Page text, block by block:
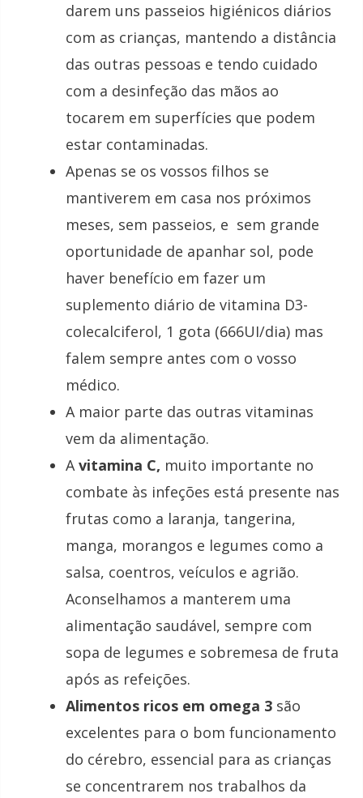
darem uns passeios higiénicos diários
com as crianças, mantendo a distância
das outras pessoas e tendo cuidado
com a desinfeção das mãos ao
tocarem em superfícies que podem
estar contaminadas.
Apenas se os vossos filhos se
mantiverem em casa nos próximos
meses, sem passeios, e sem grande
oportunidade de apanhar sol, pode
haver benefício em fazer um
suplemento diário de vitamina D3-
colecalciferol, 1 gota (666UI/dia) mas
falem sempre antes com o vosso
médico.
A maior parte das outras vitaminas
vem da alimentação.
Avitamina C, muito importante no
combate às infeções está presente nas
frutas como a laranja, tangerina,
manga, morangos e legumes como a
salsa, coentros, veículos e agrião.
Aconselhamos a manterem uma
alimentação saudável, sempre com
sopa de legumes e sobremesa de fruta
após as refeições.
Alimentos ricos em omega 3 são
excelentes para o bom funcionamento
do cérebro, essencial para as crianças
se concentrarem nos trabalhos da